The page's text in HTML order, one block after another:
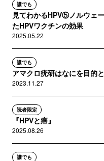
誰でも
見てわかるHPV⑤ノルウェ
たHPVワクチンの効果
2025.05.22
誰でも
アマクロ疣研はなにを目的
2023.11.27
読者限定
『HPVと癌』
2025.08.26
誰でも